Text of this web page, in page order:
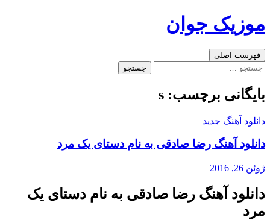
به
موزیک جوان
جست‌وجو
فهرست اصلی
جستجو
بایگانی برچسب: s
دانلود آهنگ جدید
دانلود آهنگ رضا صادقی به نام دستای یک مرد
ژوئن 26, 2016
دانلود آهنگ رضا صادقی به نام دستای یک
مرد